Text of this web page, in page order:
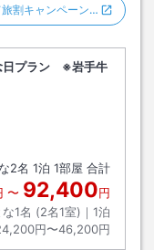
割キャンペーン…
日プラン ※岩手牛
2名 1泊 1部屋 合計
〜 92,400円
な1名 (2名1室)｜ 1泊
円〜46,200円